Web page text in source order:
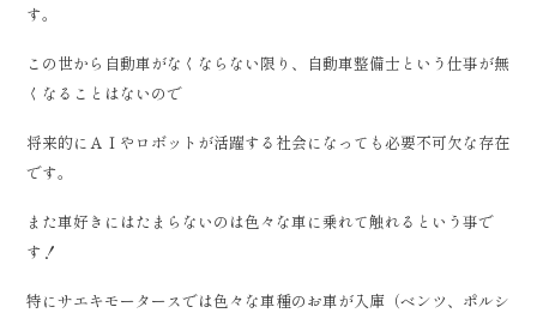
す。
この世から自動車がなくならない限り、自動車整備士という仕事が無
くなることはないので
将来的にＡＩやロボットが活躍する社会になっても必要不可欠な存在
です。
また車好きにはたまらないのは色々な車に乗れて触れるという事で
す！
特にサエキモータースでは色々な車種のお車が入庫（ベンツ、ポルシ